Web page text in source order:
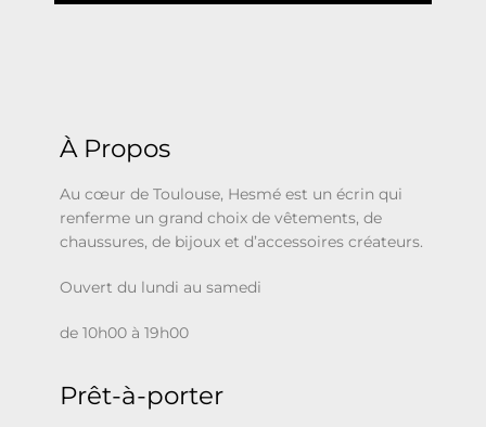
À Propos
Au cœur de Toulouse, Hesmé est un écrin qui
renferme un grand choix de vêtements, de
chaussures, de bijoux et d’accessoires créateurs.
Ouvert du lundi au samedi
de 10h00 à 19h00
Prêt-à-porter